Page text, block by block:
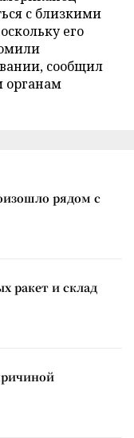
с близкими
его
сообщил
органам
рядом с
ракет и склад